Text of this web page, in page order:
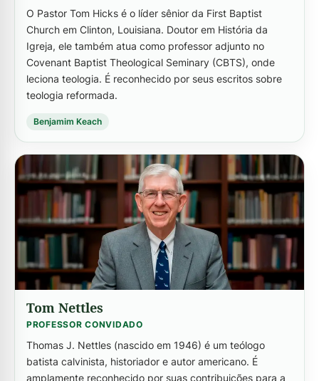
O Pastor Tom Hicks é o líder sênior da First Baptist
Church em Clinton, Louisiana. Doutor em História da
Igreja, ele também atua como professor adjunto no
Covenant Baptist Theological Seminary (CBTS), onde
leciona teologia. É reconhecido por seus escritos sobre
teologia reformada.
Benjamim Keach
-->
Tom Nettles
PROFESSOR CONVIDADO
Thomas J. Nettles (nascido em 1946) é um teólogo
batista calvinista, historiador e autor americano. É
amplamente reconhecido por suas contribuições para a